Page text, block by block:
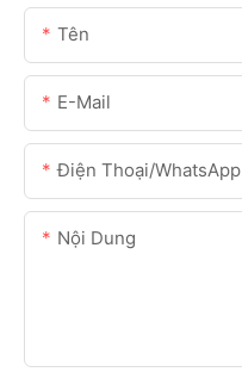
Tên
E-Mail
Điện Thoại/WhatsApp
Nội Dung